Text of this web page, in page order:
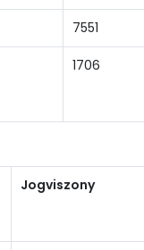
7551
1706
Jogviszony